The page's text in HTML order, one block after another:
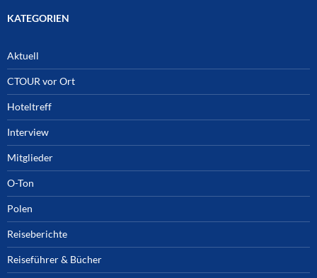
KATEGORIEN
Aktuell
CTOUR vor Ort
Hoteltreff
Interview
Mitglieder
O-Ton
Polen
Reiseberichte
Reiseführer & Bücher